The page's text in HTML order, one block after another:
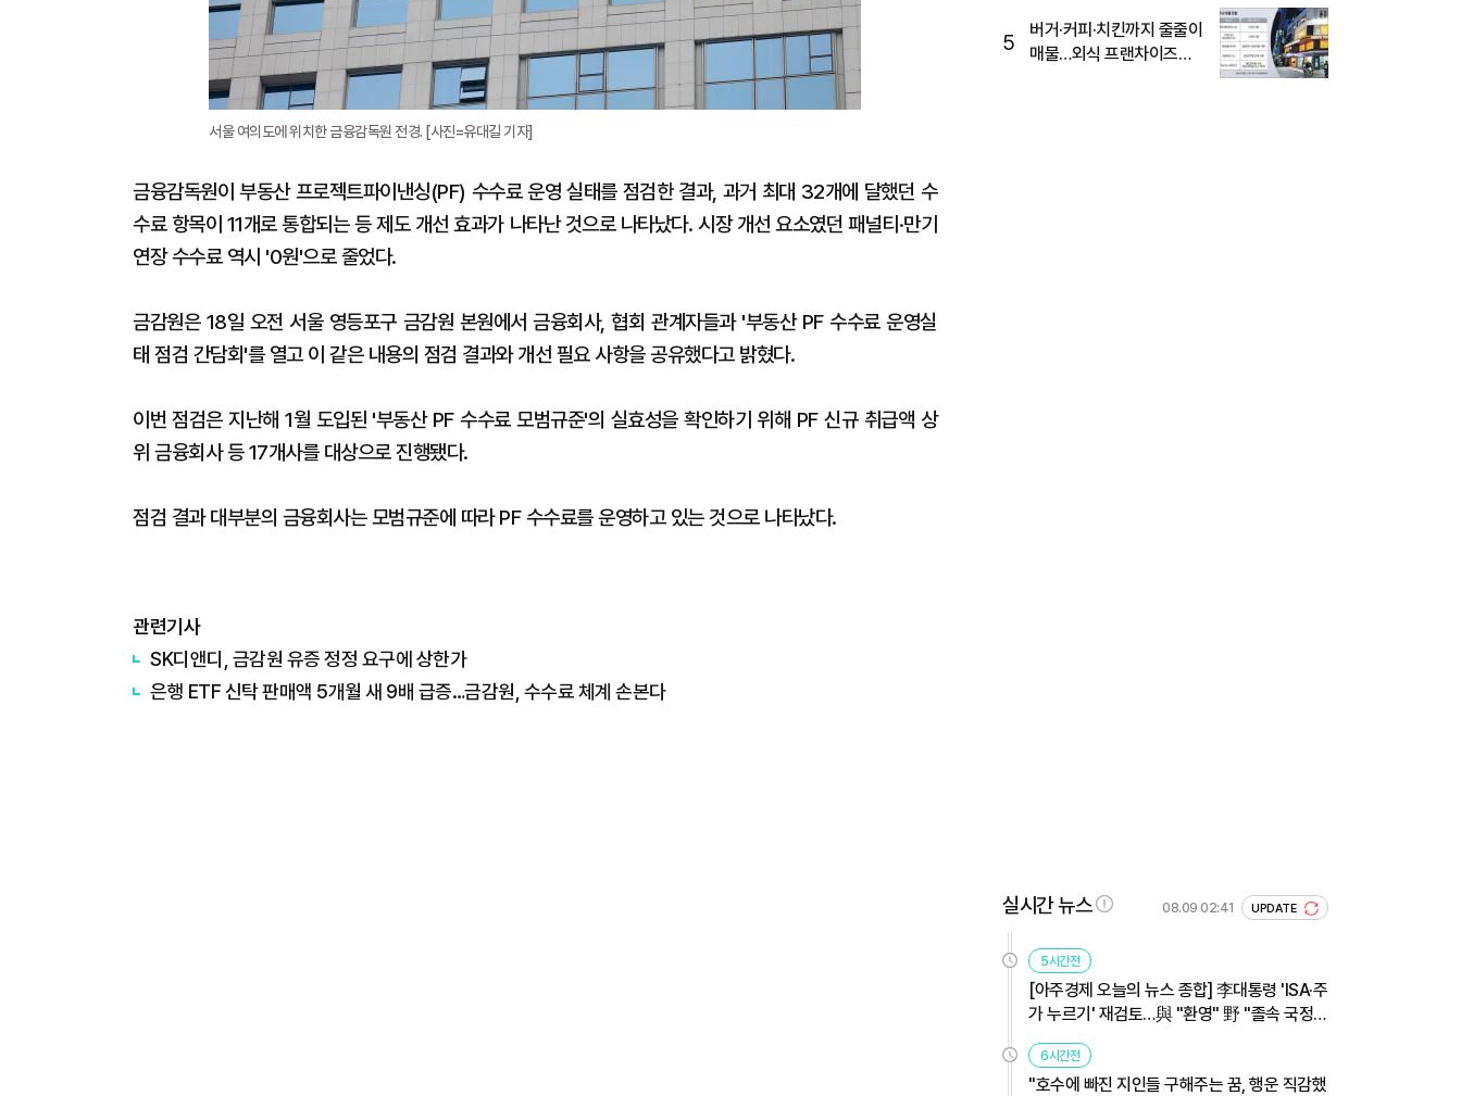
서울 여의도에 위치한 금융감독원 전경. [사진=유대길 기자]
금융감독원이 부동산 프로젝트파이낸싱(PF) 수수료 운영 실태를 점검한 결과, 과거 최대 32개에 달했던 수
수료 항목이 11개로 통합되는 등 제도 개선 효과가 나타난 것으로 나타났다. 시장 개선 요소였던 패널티·만기
연장 수수료 역시 '0원'으로 줄었다.
금감원은 18일 오전 서울 영등포구 금감원 본원에서 금융회사, 협회 관계자들과 '부동산 PF 수수료 운영실
태 점검 간담회'를 열고 이 같은 내용의 점검 결과와 개선 필요 사항을 공유했다고 밝혔다.
이번 점검은 지난해 1월 도입된 '부동산 PF 수수료 모범규준'의 실효성을 확인하기 위해 PF 신규 취급액 상
위 금융회사 등 17개사를 대상으로 진행됐다.
점검 결과 대부분의 금융회사는 모범규준에 따라 PF 수수료를 운영하고 있는 것으로 나타났다.
관련기사
SK디앤디, 금감원 유증 정정 요구에 상한가
은행 ETF 신탁 판매액 5개월 새 9배 급증…금감원, 수수료 체계 손본다
5
버거·커피·치킨까지 줄줄이
매물…외식 프랜차이즈
실시간 뉴스 08.09 02:41 UPDATE
5시간전
[아주경제 오늘의 뉴스 종합] 李대통령 'ISA·주
가 누르기' 재검토…與 "환영" 野 "졸속 국정"
外
6시간전
"호수에 빠진 지인들 구해주는 꿈, 행운 직감했